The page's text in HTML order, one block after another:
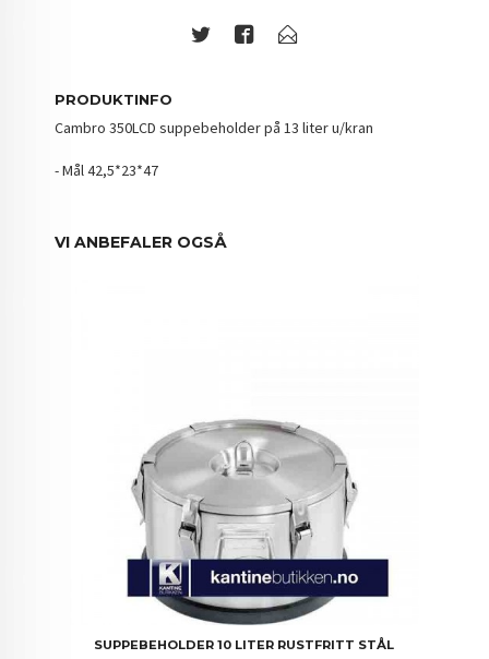
PRODUKTINFO
Cambro 350LCD suppebeholder på 13 liter u/kran
- Mål 42,5*23*47
VI ANBEFALER OGSÅ
SUPPEBEHOLDER 10 LITER RUSTFRITT STÅL